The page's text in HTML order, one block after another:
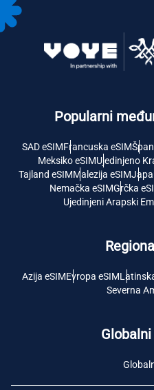
Popularni
SAD eSIMFrancuska eSIM
Meksiko eSIMUjedinjeno
Tajland eSIMMalezija eSIM
Nemačka eSIMGrčka
Ujedinjeni Arapski
Azija eSIMEvropa eSIM
Severna